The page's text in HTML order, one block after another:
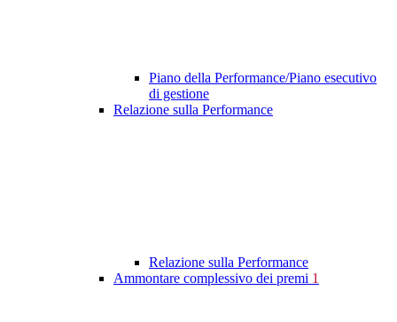
Piano della Performance/Piano esecutivo
di gestione
Relazione sulla Performance
Relazione sulla Performance
Ammontare complessivo dei premi 1